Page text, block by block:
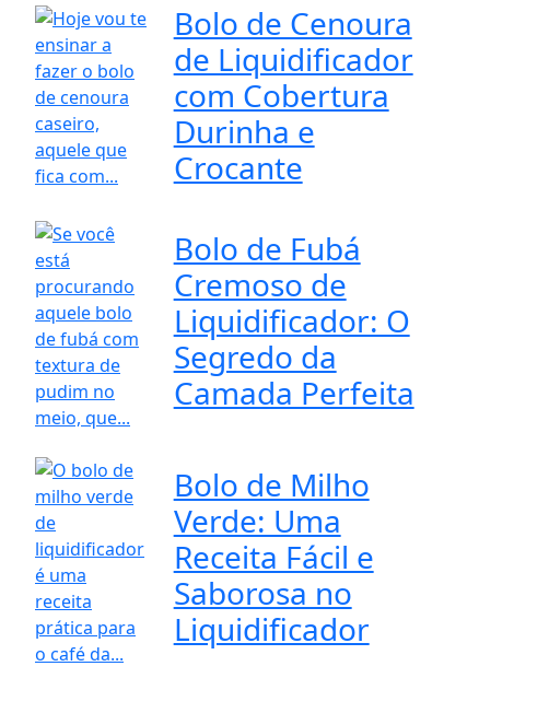
Bolo de Cenoura
de Liquidificador
com Cobertura
Durinha e
Crocante
Bolo de Fubá
Cremoso de
Liquidificador: O
Segredo da
Camada Perfeita
Bolo de Milho
Verde: Uma
Receita Fácil e
Saborosa no
Liquidificador